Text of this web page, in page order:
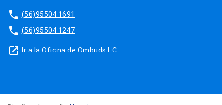
phone (56)95504 1691
phone (56)95504 1247
launch Ir a la Oficina de Ombuds UC